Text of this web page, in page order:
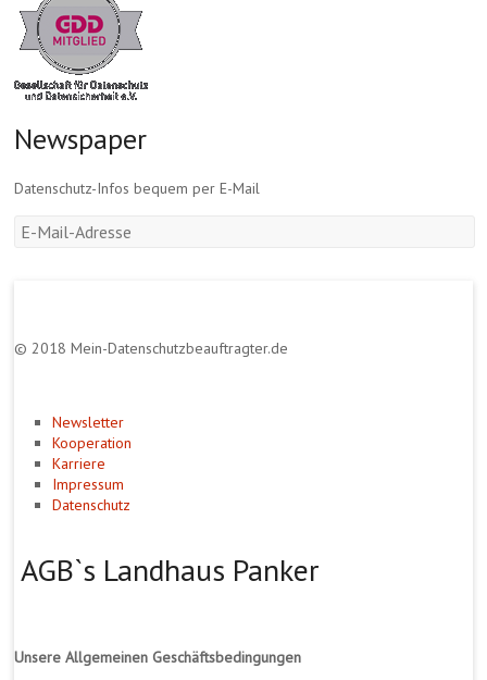
Newspaper
Datenschutz-Infos bequem per E-Mail
© 2018 Mein-Datenschutzbeauftragter.de
Newsletter
Kooperation
Karriere
Impressum
Datenschutz
AGB`s Landhaus Panker
Unsere Allgemeinen Geschäftsbedingungen